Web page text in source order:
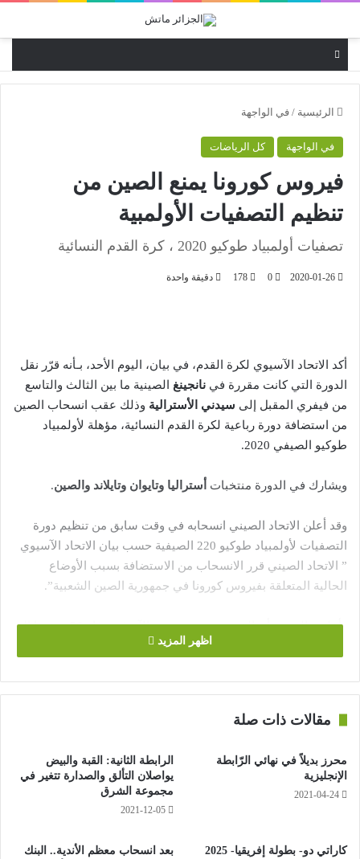
الرئيسية / في الواجهة
في الواجهة كل الرياضات
فيروس كورونا يمنع الصين من
تنظيم التصفيات الأولمبية
تصفيات أولمبياد طوكيو 2020 ، كرة القدم النسائية
2020-01-26
0
178 دقيقة واحدة
أكد الاتحاد الآسيوي لكرة القدم، في بيان، اليوم الأحد، بـأنه قرّر نقل
الدورة التي كانت مقررة في نانجينغ الصينية ما بين الثالث والتاسع
من فيفري المقبل إلى سيدني الأسترالية وذلك عقب انسحاب الصين
من استضافة دورة رباعية لكرة القدم النسائية، مؤهلة لأولمبياد
طوكيو الصيفي 2020.
ويشارك في الدورة منتخبات أستراليا وتايوان وتايلاند والصين.
وقد أعلن الاتحاد الصيني انسحابه في وقت سابق من تنظيم دورة
التصفيات لأولمبياد طوكيو 220 الصيفية حسب بيان الاتحاد الآسيوي
” الاتحاد الصيني قرر الانسحاب من الاستضافة بسبب الأوضاع
الحالية المتعلقة بفيروس كورونا في جمهورية الصين الشعبية”.
وأعلنت الصين، أن الفيروس تسبب حتى الآن في وفاة 56 شخصا إلى
وسيتأهل أول منتخبين في المجموعة الثانية لتصفيات أخرى مع أول
وميانمار وفيتنام، ليصعد بعد ذلك فريقان للألعاب الأولمبية إلى جانب
اظهر المزيد
مقالات ذات صلة
محرز بديلاً في نهائي الرّابطة
الإنجليزية
2021-04-24
الرابطة الثانية: القبة والبيض
يواصلان التألق والصدارة تتغير في
مجموعة الشرق
2021-12-05
كاراتي دو- بطولة إفريقيا- 2025
بعد انسحاب معظم الأندية.. البنك